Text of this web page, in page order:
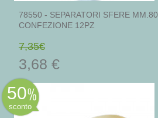
78550 - SEPARATORI SFERE MM.80
CONFEZIONE 12PZ
7,35€
3,68 €
50
sconto